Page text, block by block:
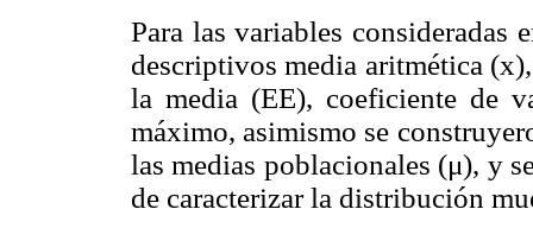
Para las variables consideradas
descriptivos media aritmética
la media (EE), coeficiente de
máximo, asimismo se
las medias poblacionales (μ), y
de caracterizar la distribución